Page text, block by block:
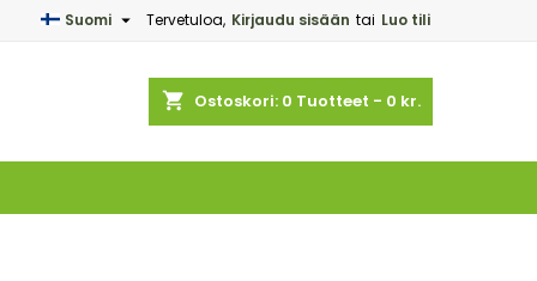
Tervetuloa, Kirjaudu sisään tai Luo tili
Suomi 
shopping_cart Ostoskori: 0 Tuotteet - 0 kr.